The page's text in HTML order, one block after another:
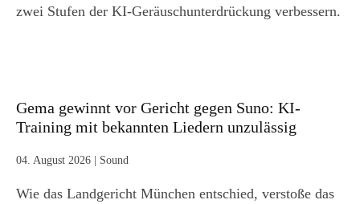
zwei Stufen der KI-Geräuschunterdrückung verbessern.
Gema gewinnt vor Gericht gegen Suno: KI-
Training mit bekannten Liedern unzulässig
04. August 2026 Sound
Wie das Landgericht München entschied, verstoße das